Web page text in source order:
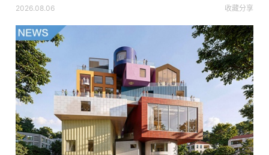
2026.08.06 收藏分享